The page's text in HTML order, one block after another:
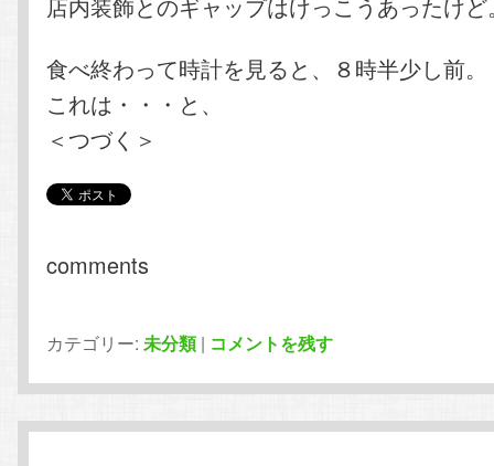
食べ終わって時計を見ると、８時半少し前。
これは・・・と、
＜つづく＞
comments
カテゴリー: 未分類 | コメントを残す